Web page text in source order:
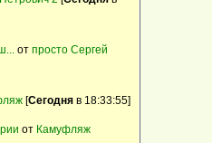
дачи
овчарки
от просто Сергей
[Сегодня в 18:33:55]
от Камуфляж